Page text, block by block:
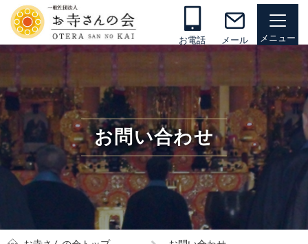
お電話 メール
お問い合わせ